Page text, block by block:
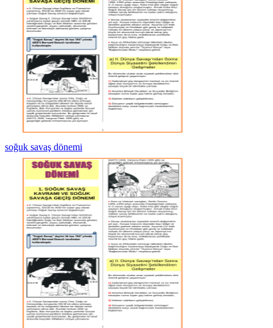
soğuk savaş dönemi